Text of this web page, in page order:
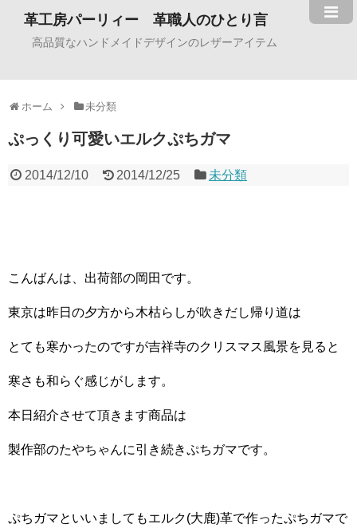
革工房パーリィー 革職人のひとり言
高品質なハンドメイドデザインのレザーアイテム
ホーム 未分類
ぷっくり可愛いエルクぷちガマ
2014/12/10 2014/12/25 未分類
こんばんは、出荷部の岡田です。
東京は昨日の夕方から木枯らしが吹きだし帰り道は
とても寒かったのですが吉祥寺のクリスマス風景を見ると
寒さも和らぐ感じがします。
本日紹介させて頂きます商品は
製作部のたやちゃんに引き続きぷちガマです。
ぷちガマといいましてもエルク(大鹿)革で作ったぷちガマで